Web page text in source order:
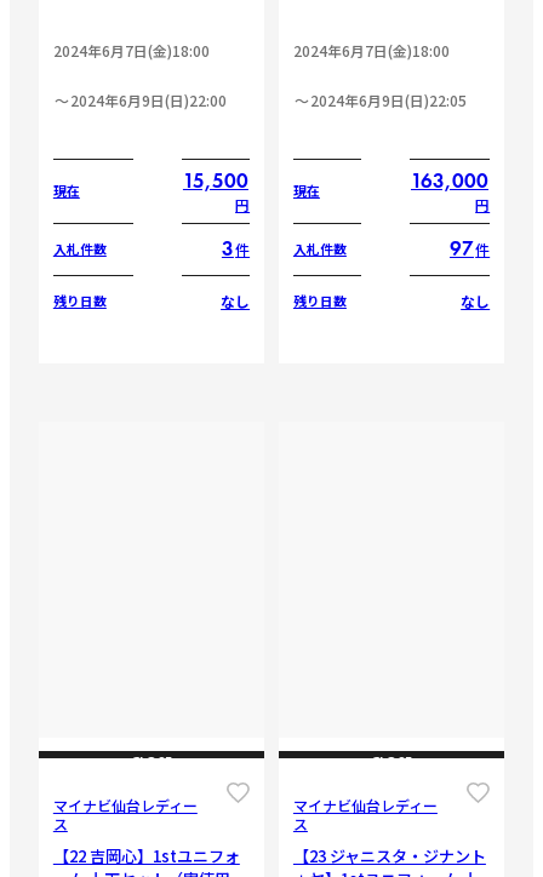
2024年6月7日(金)18:00
2024年6月9日(日)22:00
現在 15,500
円
入札件数 3件
残り日数 なし
2024年6月7日(金)18:00
2024年6月9日(日)22:05
現在 163,000
円
入札件数 97件
残り日数 なし
CLOSE
マイナビ仙台レディー
ス
【22 吉岡心】1stユニフォ
CLOSE
マイナビ仙台レディー
ス
【23 ジャニスタ・ジナント